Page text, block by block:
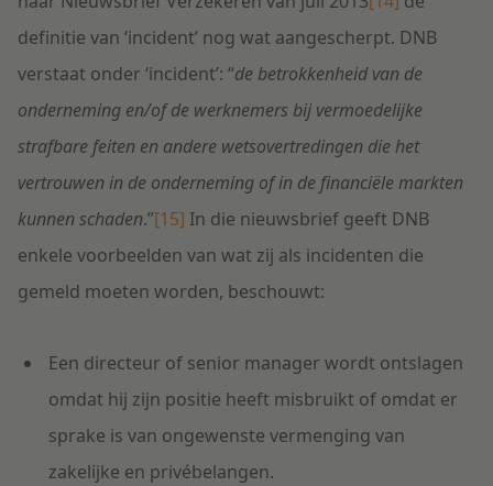
definitie van ‘incident’ nog wat aangescherpt. DNB
verstaat onder ‘incident’: “de betrokkenheid van de
onderneming en/of de werknemers bij vermoedelijke
strafbare feiten en andere wetsovertredingen die het
vertrouwen in de onderneming of in de financiële markten
kunnen schaden.”[15] In die nieuwsbrief geeft DNB
enkele voorbeelden van wat zij als incidenten die
gemeld moeten worden, beschouwt:
Een directeur of senior manager wordt ontslagen
omdat hij zijn positie heeft misbruikt of omdat er
sprake is van ongewenste vermenging van
zakelijke en privébelangen.